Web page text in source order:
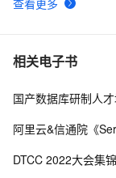
相关电子书
国产数据库研制人
阿里云&信通院《
DTCC 2022大会集